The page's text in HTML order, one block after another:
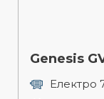
Genesis
Електро